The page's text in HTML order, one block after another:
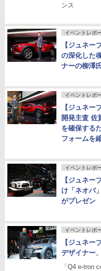
ンス
イベントレポ
【ジュネー
の深化した
ナーの柳澤
イベントレポ
【ジュネー
開発主査 佐
を確保する
フォームを
イベントレポ
【ジュネー
け「ネオバ
がプレゼン
イベントレポ
【ジュネー
デザイナー
「Q4 e-tron